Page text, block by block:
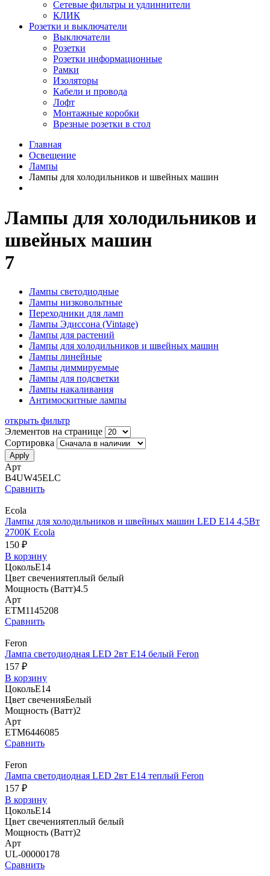
Сетевые фильтры и удлиннители
КЛИК
Розетки и выключатели
Выключатели
Розетки
Розетки информационные
Рамки
Изоляторы
Кабели и провода
Лофт
Монтажные коробки
Врезные розетки в стол
Главная
Освещение
Лампы
Лампы для холодильников и швейных машин
Лампы для холодильников и
швейных машин
7
Подрубрики
каталога
Лампы светодиодные
Лампы низковольтные
Переходники для ламп
Лампы Эдиссона (Vintage)
Лампы для растений
Лампы для холодильников и швейных машин
Лампы линейные
Лампы диммируемые
Лампы для подсветки
Лампы накаливания
Антимоскитные лампы
открыть фильтр
Элементов на странице
Сортировка
Арт
B4UW45ELC
Сравнить
Ecola
Лампы для холодильников и швейных машин LED E14 4,5Вт
2700К Ecola
150 ₽
В корзину
ЦокольE14
Цвет свечениятеплый белый
Мощность (Ватт)4.5
Арт
ETM1145208
Сравнить
Feron
Лампа светодиодная LED 2вт Е14 белый Feron
157 ₽
В корзину
ЦокольE14
Цвет свеченияБелый
Мощность (Ватт)2
Арт
ETM6446085
Сравнить
Feron
Лампа светодиодная LED 2вт Е14 теплый Feron
157 ₽
В корзину
ЦокольE14
Цвет свечениятеплый белый
Мощность (Ватт)2
Арт
UL-00000178
Сравнить